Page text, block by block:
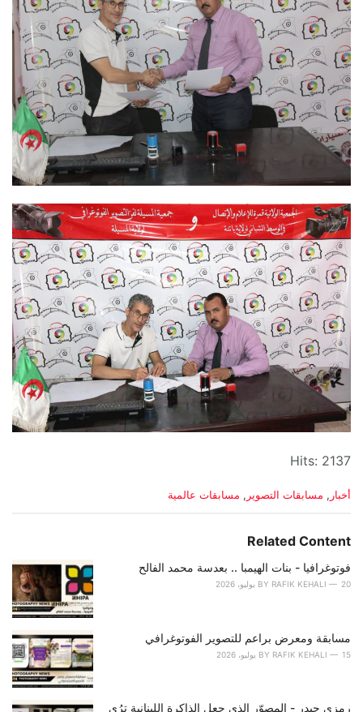
Hits: 2137
C
e
o
r
:
أخبار , مسابقات التصوير , مسابقات عالمية
Related Content
فوتوغرافيا - بنات الهيمبا .. بعدسة محمد الفالح
BY RAFIK KEHALI 20 يوليو، 2026
مسابقة ومعرض براعم للتصوير الفوتوغرافي
BY RAFIK KEHALI 15 يوليو، 2026
رمزي حيدر - المصوّر الذي جعل الذاكرة اللبنانية ترُى